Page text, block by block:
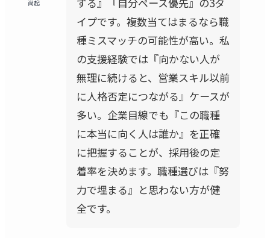
尚起
イプです。複数当てはまるなら職
種ミスマッチの可能性が高い。私
の支援経験では『向かない人が
無理に続けると、営業スキル以前
に人格否定につながる』ケースが
多い。企業目線でも『この職種
に本当に向く人は誰か』を正確
に把握することが、採用後の定
着率を決めます。職種選びは『努
力で埋まる』と思わない方が健
全です。